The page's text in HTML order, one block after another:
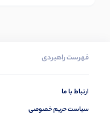
فهرست راهبردی
ارتباط با ما
سیاست حریم خصوصی